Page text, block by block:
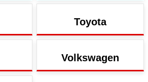
Toyota
Volkswagen